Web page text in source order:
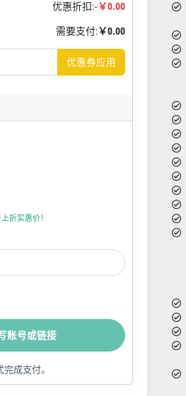
优惠折扣:-￥0.00
需要支付:￥0.00
优惠券应用
折实惠价！
账号或链接
成支付。